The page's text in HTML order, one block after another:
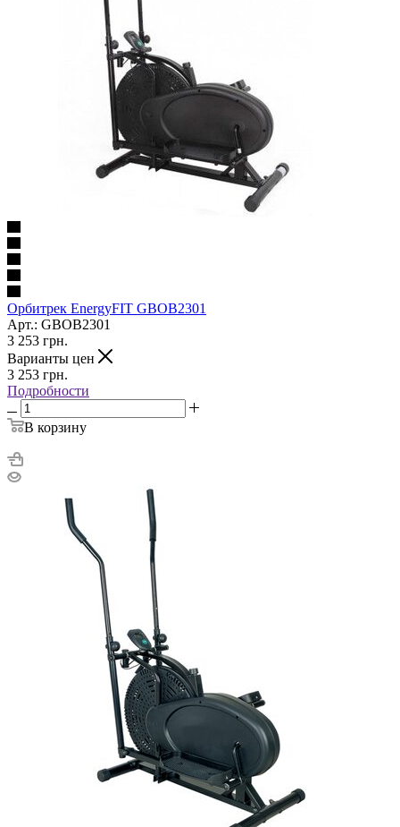
Орбитрек EnergyFIT GBOB2301
Арт.: GBOB2301
3 253 грн.
Варианты цен
3 253 грн.
Подробности
В корзину